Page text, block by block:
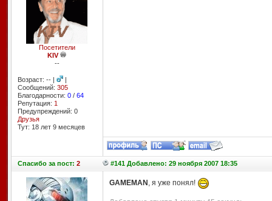
Посетители
KIV
--
Возраст: -- |
|
Сообщений: 305
Благодарности: 0/ 64
Репутация: 1
Предупреждений: 0
Друзья
Тут: 18 лет 9 месяцев
Спасибоза пост: 2 #141 Добавлено: 29 ноября 2007 18:35
GAMEMAN , я уже понял!